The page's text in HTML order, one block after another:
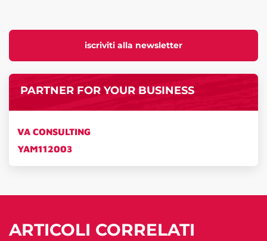
iscriviti alla newsletter
PARTNER FOR YOUR BUSINESS
VA CONSULTING
YAM112003
ARTICOLI CORRELATI